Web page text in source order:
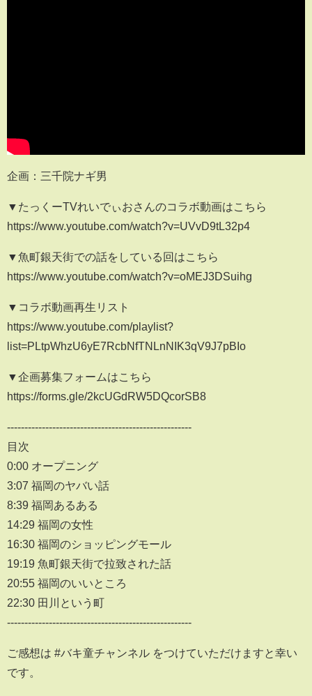
企画：三千院ナギ男
▼たっくーTVれいでぃおさんのコラボ動画はこちら
https://www.youtube.com/watch?v=UVvD9tL32p4
▼魚町銀天街での話をしている回はこちら
https://www.youtube.com/watch?v=oMEJ3DSuihg
▼コラボ動画再生リスト
https://www.youtube.com/playlist?
list=PLtpWhzU6yE7RcbNfTNLnNIK3qV9J7pBIo
▼企画募集フォームはこちら
https://forms.gle/2kcUGdRW5DQcorSB8
-----------------------------------------------------
目次
0:00 オープニング
3:07 福岡のヤバい話
8:39 福岡あるある
14:29 福岡の女性
16:30 福岡のショッピングモール
19:19 魚町銀天街で拉致された話
20:55 福岡のいいところ
22:30 田川という町
-----------------------------------------------------
ご感想は #バキ童チャンネル をつけていただけますと幸い
です。